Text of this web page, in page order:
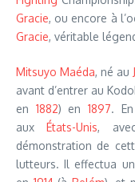
Gracie, ou encore à
Gracie, véritable
Mitsuyo Maéda, né au
avant d’entrer au
en 1882) en1897.
auxÉtats-Unis,
démonstration de
lutteurs. Il effectua